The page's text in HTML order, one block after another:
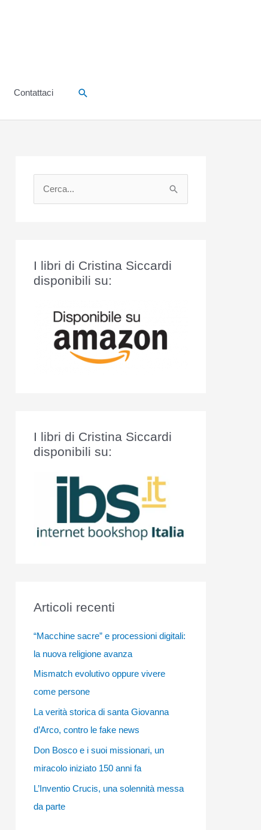
Contattaci Cerca
:I libri di Cristina Siccardi
disponibili su:
I libri di Cristina Siccardi
disponibili su:
Articoli recenti
“Macchine sacre” e processioni digitali:
la nuova religione avanza
Mismatch evolutivo oppure vivere
come persone
La verità storica di santa Giovanna
d’Arco, contro le fake news
Don Bosco e i suoi missionari, un
miracolo iniziato 150 anni fa
L’Inventio Crucis, una solennità messa
da parte